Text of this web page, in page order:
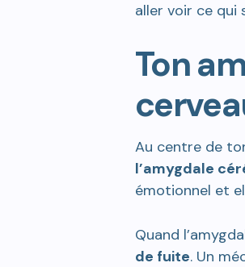
aller voir ce qui
Ton
Au centre de
l’amygdale
émotionnel et
Quand
de fuite. Un